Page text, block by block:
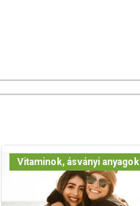
reklámozásuk
életmódot! A
alkalmas!
fogyasztási
érzékeny vagy
Vitaminok, ásványi anyagok